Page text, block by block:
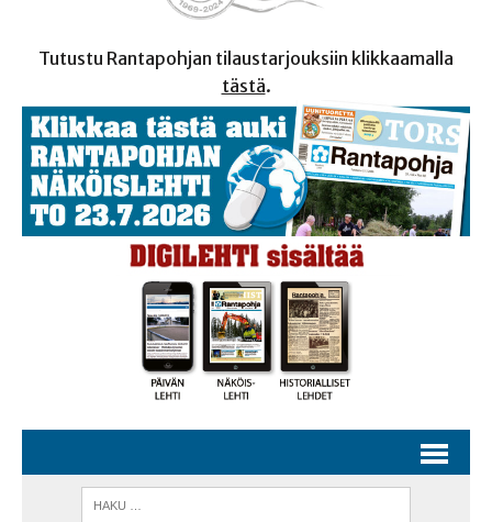
Tutustu Rantapohjan tilaustarjouksiin klikkaamalla
tästä.